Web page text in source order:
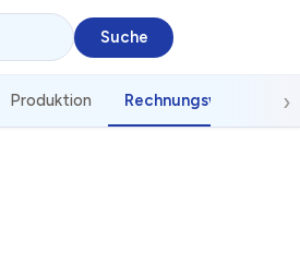
Produktion Rechnungswesen